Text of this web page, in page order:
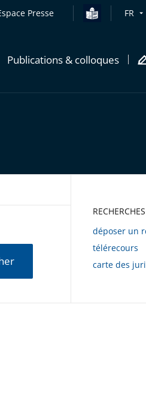
Presse FR
Publications & colloques
déposer un
télérecours
carte des